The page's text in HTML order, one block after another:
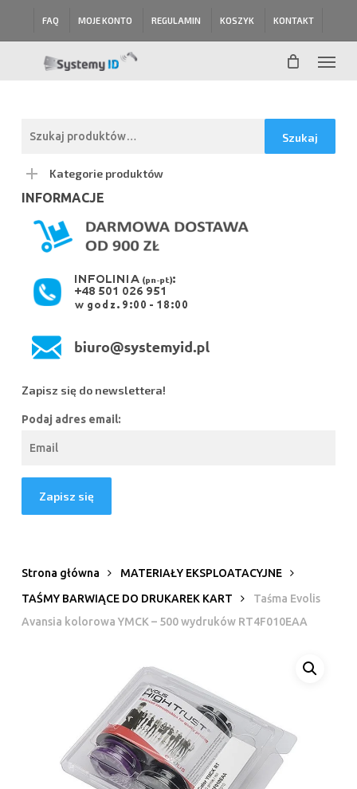
FAQ MOJE KONTO REGULAMIN KOSZYK KONTAKT
Menu
Szukaj
Kategorie produktów
INFORMACJE
Zapisz się do newslettera!
Podaj adres email:
Strona główna
MATERIAŁY EKSPLOATACYJNE
TAŚMY BARWIĄCE DO DRUKAREK KART
Taśma Evolis
Avansia kolorowa YMCK – 500 wydruków RT4F010EAA